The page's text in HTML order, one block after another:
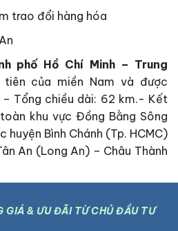
trao đổi hàng hóa
phố Hồ Chí Minh – Trung
của miền Nam và được
Tổng chiều dài: 62 km.- Kết
khu vực Đồng Bằng Sông
huyện Bình Chánh (Tp. HCMC)
An (Long An) – Châu Thành
GIÁ & ƯU ĐÃI TỪ CHỦ ĐẦU TƯ